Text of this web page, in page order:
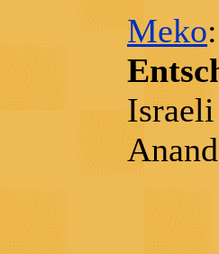
Meko: